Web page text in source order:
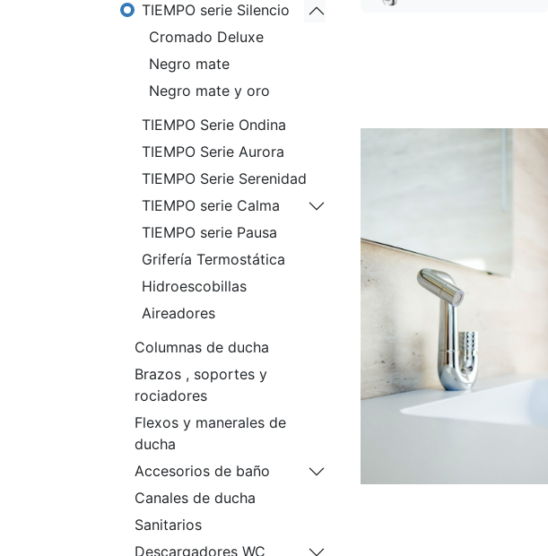
TIEMPO serie Silencio
Cromado Deluxe
Negro mate
Negro mate y oro
TIEMPO Serie Ondina
TIEMPO Serie Aurora
TIEMPO Serie Serenidad
TIEMPO serie Calma
TIEMPO serie Pausa
Grifería Termostática
Hidroescobillas
Aireadores
Columnas de ducha
Brazos , soportes y
rociadores
Flexos y manerales de
ducha
Accesorios de baño
Canales de ducha
Sanitarios
Descargadores WC